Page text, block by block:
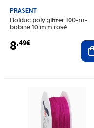
PRASENT
Bolduc poly glitter 100-m-
bobine 10 mm rosé
8,49€